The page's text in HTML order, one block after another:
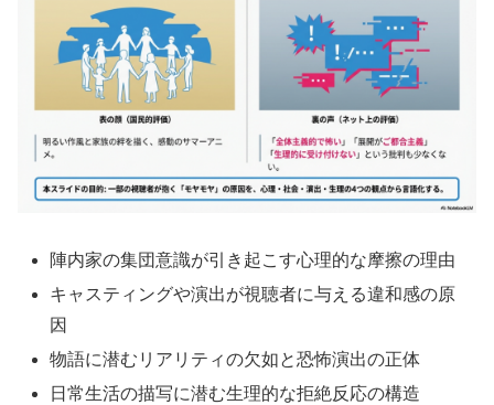
陣内家の集団意識が引き起こす心理的な摩擦の理由
キャスティングや演出が視聴者に与える違和感の原
因
物語に潜むリアリティの欠如と恐怖演出の正体
日常生活の描写に潜む生理的な拒絶反応の構造